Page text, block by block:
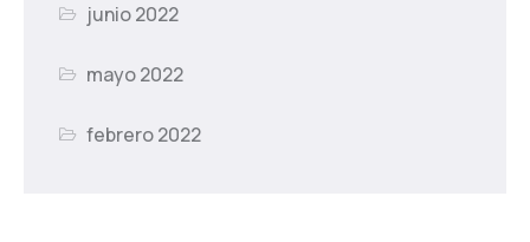
junio 2022
mayo 2022
febrero 2022